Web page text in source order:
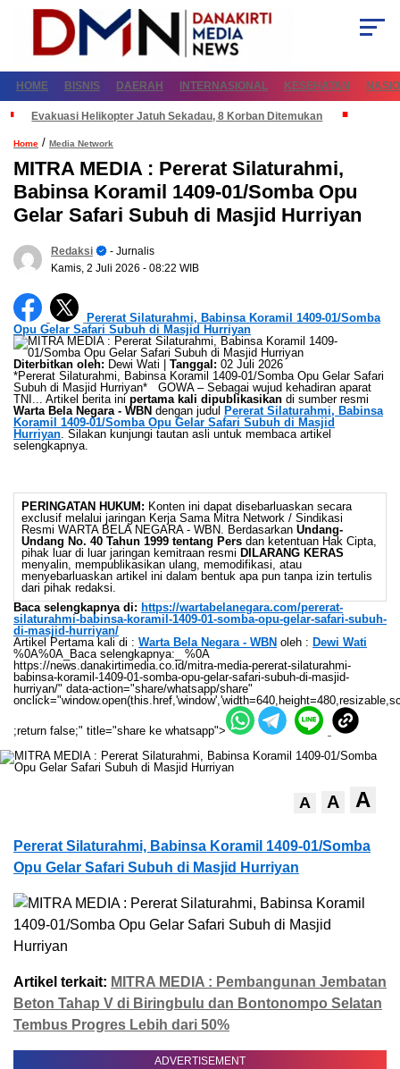
HOME BISNIS DAERAH INTERNASIONAL KESEHATAN
Evakuasi Helikopter Jatuh Sekadau, 8 Korban Ditemukan
Home / Media Network
MITRA MEDIA : Pererat Silaturahmi,
Babinsa Koramil 1409-01/Somba Opu
Gelar Safari Subuh di Masjid Hurriyan
Redaksi
- Jurnalis
Kamis, 2 Juli 2026 - 08:22 WIB
Pererat Silaturahmi, Babinsa Koramil 1409-01/Somba
Opu Gelar Safari Subuh di Masjid Hurriyan
Diterbitkan oleh: Dewi Wati | Tanggal: 02 Juli 2026
*Pererat Silaturahmi, Babinsa Koramil 1409-01/Somba Opu Gelar Safari
Subuh di Masjid Hurriyan* GOWA – Sebagai wujud kehadiran aparat
TNI... Artikel berita ini pertama kali dipublikasikan di sumber resmi
Warta Bela Negara - WBN dengan judul Pererat Silaturahmi, Babinsa
Koramil 1409-01/Somba Opu Gelar Safari Subuh di Masjid
Hurriyan. Silakan kunjungi tautan asli untuk membaca artikel
selengkapnya.
PERINGATAN HUKUM: Konten ini dapat disebarluaskan secara
exclusif melalui jaringan Kerja Sama Mitra Network / Sindikasi
Resmi WARTA BELA NEGARA - WBN. Berdasarkan Undang-
Undang No. 40 Tahun 1999 tentang Pers dan ketentuan Hak Cipta,
pihak luar di luar jaringan kemitraan resmi DILARANG KERAS
menyalin, mempublikasikan ulang, memodifikasi, atau
menyebarluaskan artikel ini dalam bentuk apa pun tanpa izin tertulis
dari pihak redaksi.
Baca selengkapnya di: https://wartabelanegara.com/pererat-
silaturahmi-babinsa-koramil-1409-01-somba-opu-gelar-safari-subuh-
di-masjid-hurriyan/
Artikel Pertama kali di : Warta Bela Negara - WBN oleh : Dewi Wati
%0A%0A_Baca selengkapnya:_ %0A
https://news.danakirtimedia.co.id/mitra-media-pererat-silaturahmi-
babinsa-koramil-1409-01-somba-opu-gelar-safari-subuh-di-masjid-
hurriyan/" data-action="share/whatsapp/share"
;return false;" title="share ke whatsapp">
A A A
Pererat Silaturahmi, Babinsa Koramil 1409-01/Somba
Opu Gelar Safari Subuh di Masjid Hurriyan
Artikel terkait: MITRA MEDIA : Pembangunan Jembatan
Beton Tahap V di Biringbulu dan Bontonompo Selatan
Tembus Progres Lebih dari 50%
ADVERTISEMENT